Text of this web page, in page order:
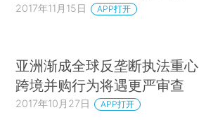
2017年11月15日 APP打开
亚洲渐成全球反垄断执法重心
跨境并购行为将遇更严审查
2017年10月27日 APP打开